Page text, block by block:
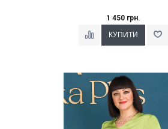
1 450 грн.
Наклейки Варіант з %